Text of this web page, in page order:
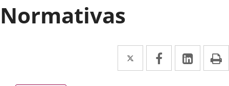
Normativas
Twitter
Enlace
a
Facebook
Enlace
a
Enlace
a